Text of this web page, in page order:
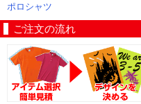
ポロシャツ
ご注文の流れ